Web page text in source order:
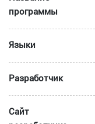
программы
Языки
Разработчик
Сайт